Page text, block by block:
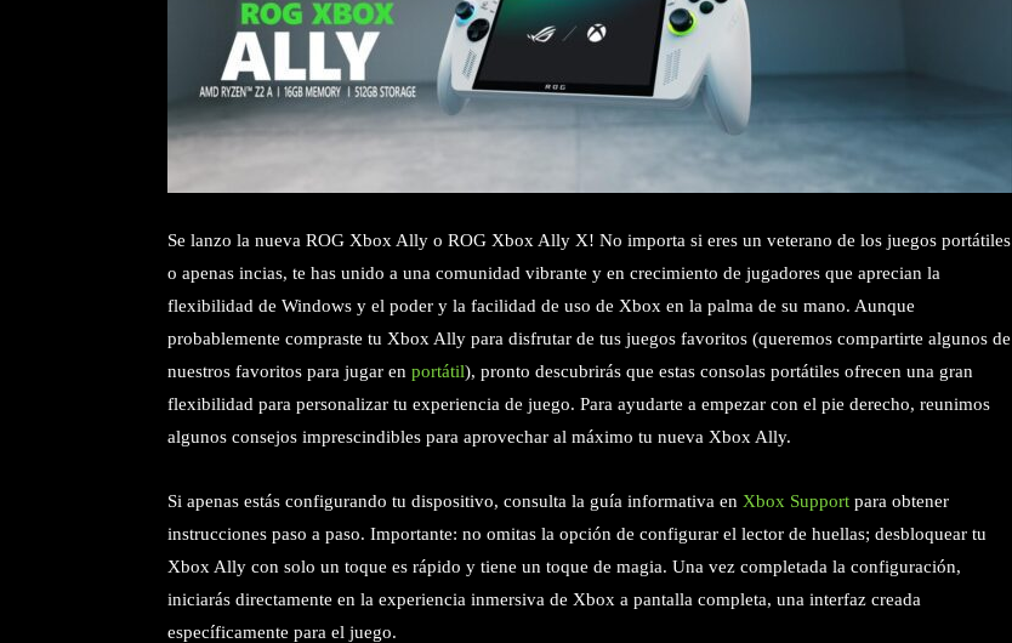
Se lanzo la nueva ROG Xbox Ally o ROG Xbox Ally X! No importa si eres un veterano de los juegos portátiles
o apenas incias, te has unido a una comunidad vibrante y en crecimiento de jugadores que aprecian la
flexibilidad de Windows y el poder y la facilidad de uso de Xbox en la palma de su mano. Aunque
probablemente compraste tu Xbox Ally para disfrutar de tus juegos favoritos (queremos compartirte algunos de
nuestros favoritos para jugar en portátil), pronto descubrirás que estas consolas portátiles ofrecen una gran
flexibilidad para personalizar tu experiencia de juego. Para ayudarte a empezar con el pie derecho, reunimos
algunos consejos imprescindibles para aprovechar al máximo tu nueva Xbox Ally.
Si apenas estás configurando tu dispositivo, consulta la guía informativa en Xbox Support para obtener
instrucciones paso a paso. Importante: no omitas la opción de configurar el lector de huellas; desbloquear tu
Xbox Ally con solo un toque es rápido y tiene un toque de magia. Una vez completada la configuración,
iniciarás directamente en la experiencia inmersiva de Xbox a pantalla completa, una interfaz creada
específicamente para el juego.